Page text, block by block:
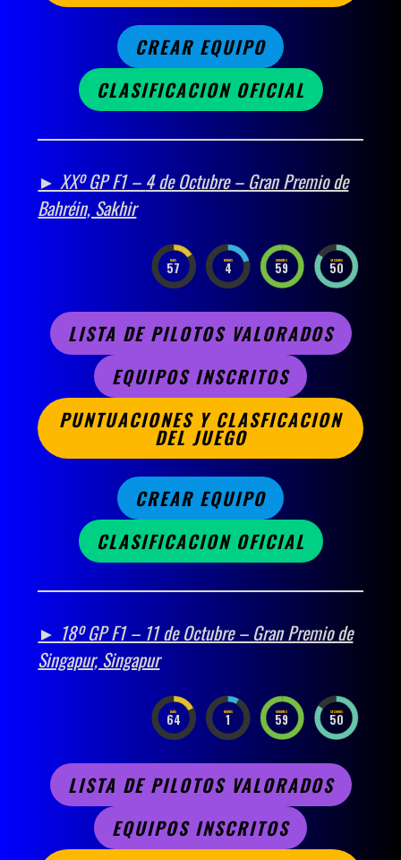
CREAR EQUIPO
CLASIFICACION OFICIAL
► XXº GP F1 – 4 de Octubre – Gran Premio de
Bahréin, Sakhir
DAYS
57 HOURS
4 MINUTES
59 SECONDS
49
LISTA DE PILOTOS VALORADOS
EQUIPOS INSCRITOS
PUNTUACIONES Y CLASFICACION
DEL JUEGO
CREAR EQUIPO
CLASIFICACION OFICIAL
► 18º GP F1 – 11 de Octubre – Gran Premio de
Singapur, Singapur
DAYS
64 HOURS
1 MINUTES
59 SECONDS
49
LISTA DE PILOTOS VALORADOS
EQUIPOS INSCRITOS